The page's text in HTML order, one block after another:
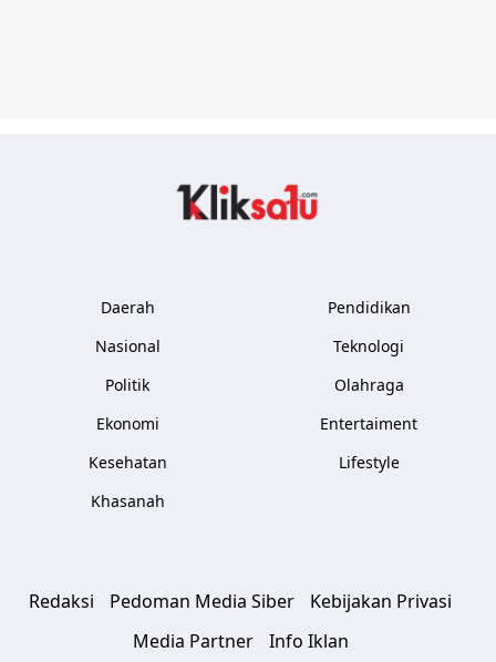
Daerah
Nasional
Politik
Ekonomi
Kesehatan
Khasanah
Pendidikan
Teknologi
Olahraga
Entertaiment
Lifestyle
Redaksi Pedoman Media Siber
Kebijakan Privasi
Media Partner
Info Iklan